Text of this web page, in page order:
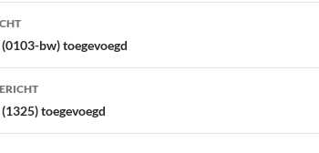
bw) toegevoegd
toegevoegd